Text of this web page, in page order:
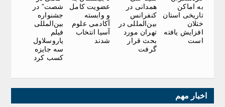
به اماکن
تاریخی استان
ختلان
افزایش یافته
است
همدانی در
کنفرانس
بین‌المللی در
تهران مورد
بحث قرار
گرفت
عضویت کامل
و وابسته
آکادمی علوم
آسیا انتخاب
شدند
شصت” در
جشنواره
بین‌المللی
فیلم
یاروسلاول
سه جایزه
کسب کرد
اخبار مهم